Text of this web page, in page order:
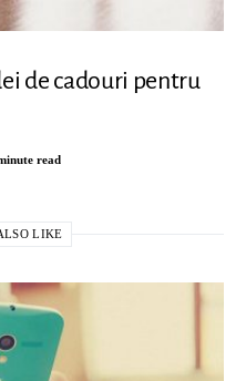
de cadouri pentru
read
LIKE